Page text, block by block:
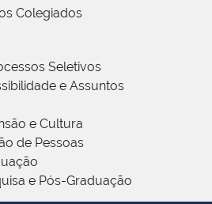
Colegiados
Seletivos
e Assuntos
e Cultura
de Pessoas
e Pós-Graduação